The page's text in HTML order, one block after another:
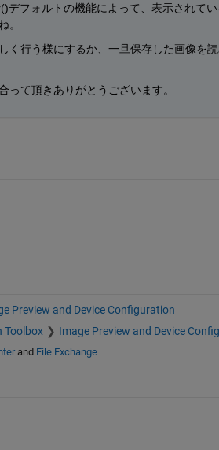
デフォルトの機能によって、表示されて
。
く行う様にするか、一旦保存した画像を
って頂きありがとうございます。
Preview and Device Configuration
Toolbox Image Preview and Device
and File Exchange